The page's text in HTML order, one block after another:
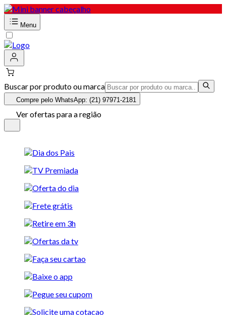
Menu
Buscar por produto ou marca
Compre pelo WhatsApp: (21) 97971-2181
Ver ofertas para a região